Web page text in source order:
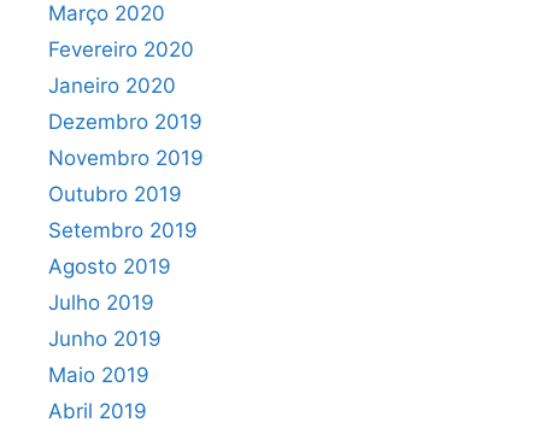
Março 2020
Fevereiro 2020
Janeiro 2020
Dezembro 2019
Novembro 2019
Outubro 2019
Setembro 2019
Agosto 2019
Julho 2019
Junho 2019
Maio 2019
Abril 2019